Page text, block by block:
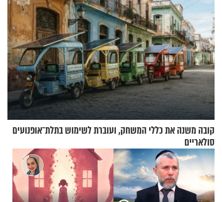
קובה משנה את כללי המשחק, ועוברת לשימוש בתלת־אופנועים
סולאריים